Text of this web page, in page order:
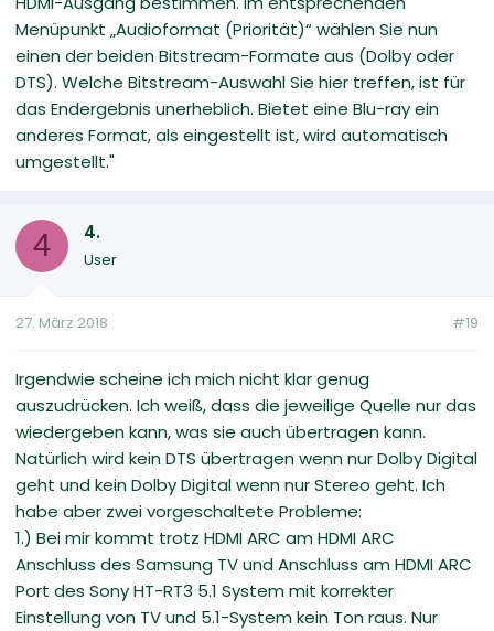
Menüpunkt „Audioformat (Priorität)“ wählen Sie nun
einen der beiden Bitstream-Formate aus (Dolby oder
DTS). Welche Bitstream-Auswahl Sie hier treffen, ist für
das Endergebnis unerheblich. Bietet eine Blu-ray ein
anderes Format, als eingestellt ist, wird automatisch
umgestellt."
4 4.
User
27. März 2018 #19
Irgendwie scheine ich mich nicht klar genug
auszudrücken. Ich weiß, dass die jeweilige Quelle nur das
wiedergeben kann, was sie auch übertragen kann.
Natürlich wird kein DTS übertragen wenn nur Dolby Digital
geht und kein Dolby Digital wenn nur Stereo geht. Ich
habe aber zwei vorgeschaltete Probleme:
1.) Bei mir kommt trotz HDMI ARC am HDMI ARC
Anschluss des Samsung TV und Anschluss am HDMI ARC
Port des Sony HT-RT3 5.1 System mit korrekter
Einstellung von TV und 5.1-System kein Ton raus. Nur